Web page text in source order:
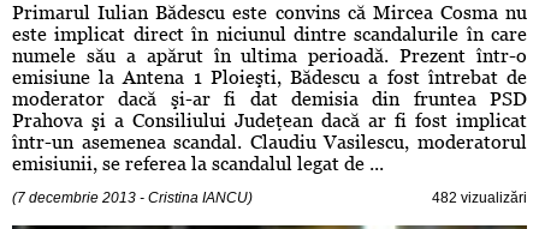
Primarul Iulian Bădescu este convins că Mircea Cosma nu
este implicat direct în niciunul dintre scandalurile în care
numele său a apărut în ultima perioadă. Prezent într-o
emisiune la Antena 1 Ploieşti, Bădescu a fost întrebat de
moderator dacă şi-ar fi dat demisia din fruntea PSD
Prahova şi a Consiliului Judeţean dacă ar fi fost implicat
într-un asemenea scandal. Claudiu Vasilescu, moderatorul
emisiunii, se referea la scandalul legat de ...
(7 decembrie 2013 - Cristina IANCU) 482 vizualizări